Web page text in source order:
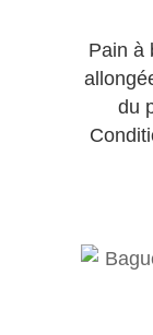
Pain à
du